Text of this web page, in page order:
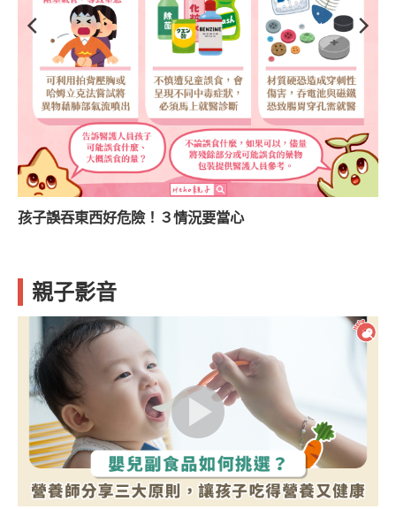
孩子誤吞東西好危險！３情況要當心
親子影音